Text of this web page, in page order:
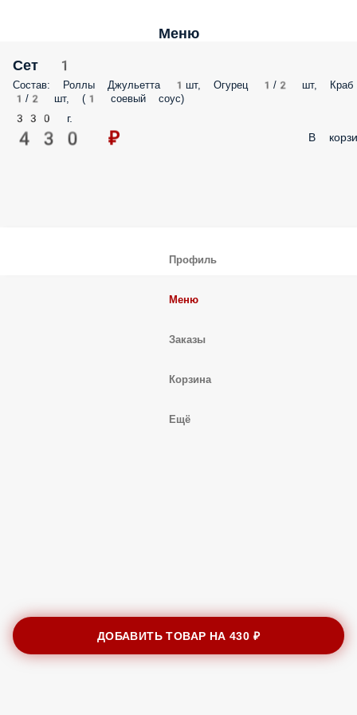
Меню
Сет 1
Состав: Роллы Джульетта 1шт, Огурец 1/2 шт, Краб
1/2 шт, (1 соевый соус)
330 г.
430 ₽ В
ДОБАВИТЬ ТОВАР НА430 ₽
Профиль
Меню
Заказы
Корзина
Ещё